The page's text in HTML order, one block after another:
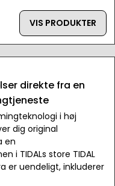
VIS PRODUKTER
direkte fra en
i høj
dig original
en
i TIDALs store TIDAL
er uendeligt, inkluderer